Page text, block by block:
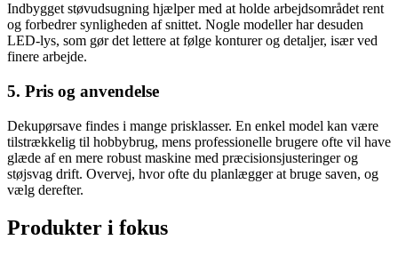
Indbygget støvudsugning hjælper med at holde arbejdsområdet rent
og forbedrer synligheden af snittet. Nogle modeller har desuden
LED-lys, som gør det lettere at følge konturer og detaljer, især ved
finere arbejde.
5. Pris og anvendelse
Dekupørsave findes i mange prisklasser. En enkel model kan være
tilstrækkelig til hobbybrug, mens professionelle brugere ofte vil have
glæde af en mere robust maskine med præcisionsjusteringer og
støjsvag drift. Overvej, hvor ofte du planlægger at bruge saven, og
vælg derefter.
Produkter i fokus